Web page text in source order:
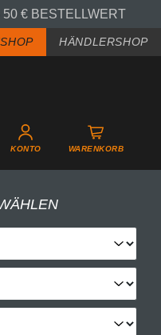
€ BESTELLWERT
HÄNDLERSHOP
KONTO WARENKORB